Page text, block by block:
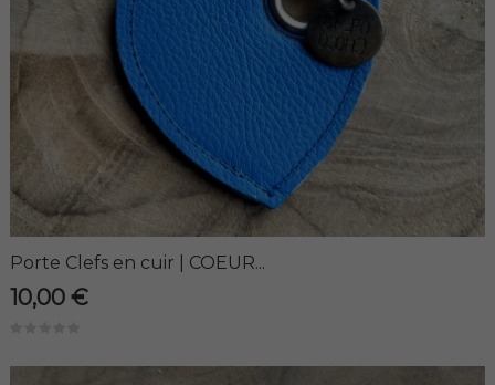
Porte Clefs en cuir | COEUR...
10,00 €